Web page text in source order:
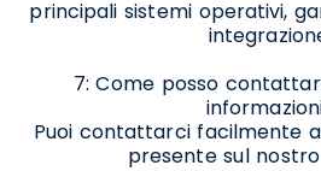
principali sistemi operativi,
7: Come posso
Puoi contattarci facilmente
presente sul